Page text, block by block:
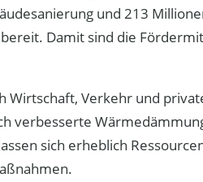
und 213
Damit sind die
Wirtschaft, Verkehr und
verbesserte
sich erheblich